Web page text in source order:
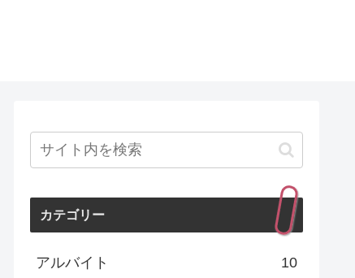
カテゴリー
アルバイト 10